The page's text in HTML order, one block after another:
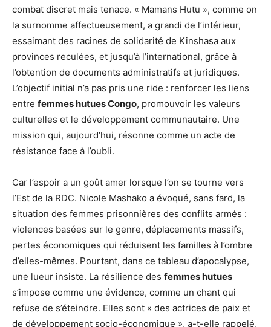
combat discret mais tenace. « Mamans Hutu », comme on
la surnomme affectueusement, a grandi de l’intérieur,
essaimant des racines de solidarité de Kinshasa aux
provinces reculées, et jusqu’à l’international, grâce à
l’obtention de documents administratifs et juridiques.
L’objectif initial n’a pas pris une ride : renforcer les liens
entre femmes hutues Congo, promouvoir les valeurs
culturelles et le développement communautaire. Une
mission qui, aujourd’hui, résonne comme un acte de
résistance face à l’oubli.
Car l’espoir a un goût amer lorsque l’on se tourne vers
l’Est de la RDC. Nicole Mashako a évoqué, sans fard, la
situation des femmes prisonnières des conflits armés :
violences basées sur le genre, déplacements massifs,
pertes économiques qui réduisent les familles à l’ombre
d’elles-mêmes. Pourtant, dans ce tableau d’apocalypse,
une lueur insiste. La résilience des femmes hutues
s’impose comme une évidence, comme un chant qui
refuse de s’éteindre. Elles sont « des actrices de paix et
de développement socio-économique », a-t-elle rappelé,